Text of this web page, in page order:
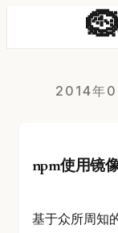
2014年
npm使用镜
基于众所周知